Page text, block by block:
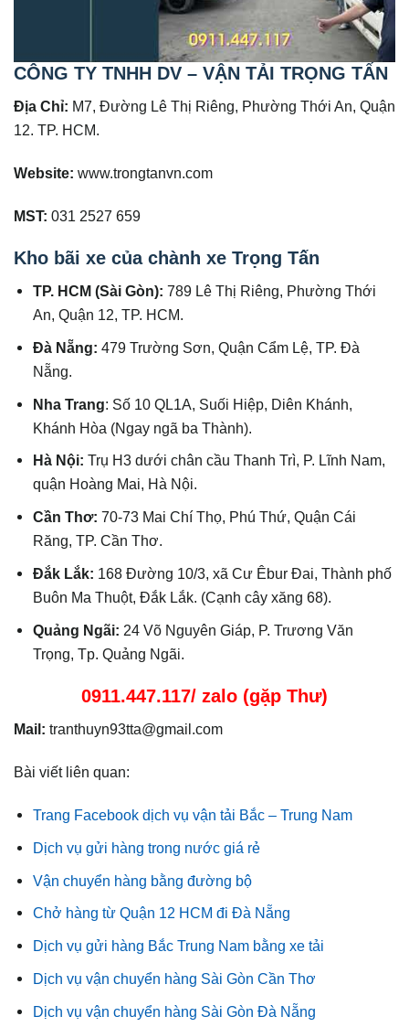
CÔNG TY TNHH DV – VẬN TẢI TRỌNG TẤN
Địa Chỉ: M7, Đường Lê Thị Riêng, Phường Thới An, Quận
12. TP. HCM.
Website: www.trongtanvn.com
MST: 031 2527 659
Kho bãi xe của chành xe Trọng Tấn
TP. HCM (Sài Gòn): 789 Lê Thị Riêng, Phường Thới
An, Quận 12, TP. HCM.
Đà Nẵng:479 Trường Sơn, Quận Cẩm Lệ, TP. Đà
Nẵng.
Nha Trang: Số 10 QL1A, Suối Hiệp, Diên Khánh,
Khánh Hòa (Ngay ngã ba Thành).
Hà Nội:Trụ H3 dưới chân cầu Thanh Trì, P. Lĩnh Nam,
quận Hoàng Mai, Hà Nội.
Cần Thơ:70-73 Mai Chí Thọ, Phú Thứ, Quận Cái
Răng, TP. Cần Thơ.
Đắk Lắk: 168 Đường 10/3, xã Cư Êbur Đai, Thành phố
Buôn Ma Thuột, Đắk Lắk. (Cạnh cây xăng 68).
Quảng Ngãi: 24 Võ Nguyên Giáp, P. Trương Văn
Trọng, Tp. Quảng Ngãi.
0911.447.117/ zalo (gặp Thư)
Mail: tranthuyn93tta@gmail.com
Bài viết liên quan:
Trang Facebook dịch vụ vận tải Bắc – Trung Nam
Dịch vụ gửi hàng trong nước giá rẻ
Vận chuyển hàng bằng đường bộ
Chở hàng từ Quận 12 HCM đi Đà Nẵng
Dịch vụ gửi hàng Bắc Trung Nam bằng xe tải
Dịch vụ vận chuyển hàng Sài Gòn Cần Thơ
Dịch vụ vận chuyển hàng Sài Gòn Đà Nẵng